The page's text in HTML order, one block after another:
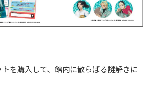
を購入して、館内に散らばる謎解きに